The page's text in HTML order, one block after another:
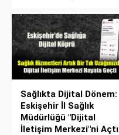
Sağlıkta Dijital Dönem:
Eskişehir İl Sağlık
Müdürlüğü "Dijital
İletişim Merkezi"ni Açtı